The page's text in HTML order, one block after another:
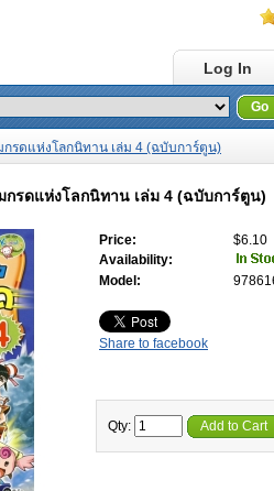
Log In
Go
กรดแห่งโลกนิทาน เล่ม 4 (ฉบับการ์ตูน)
กรดแห่งโลกนิทาน เล่ม 4 (ฉบับการ์ตูน)
Price:
$6.10
Availability:
Model:
Share to facebook
Qty: Add to Cart